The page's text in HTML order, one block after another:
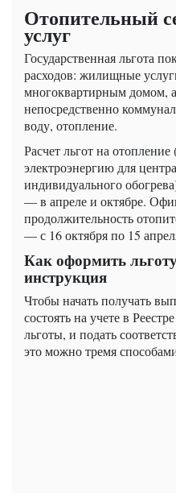
Отопительный
услуг
Государственная льгота
расходов: жилищные
многоквартирным домом,
непосредственно
воду, отопление.
Расчет льгот на
электроэнергию для
индивидуального
— в апреле и октябре.
продолжительность
— с 16 октября по 15
Как оформить
инструкция
Чтобы начать получать
состоять на учете в
льготы, и подать
это можно тремя